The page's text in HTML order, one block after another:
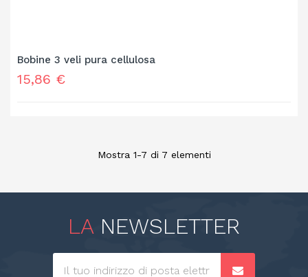
Bobine 3 veli pura cellulosa
Prezzo
15,86 €
Mostra 1-7 di 7 elementi
LA NEWSLETTER